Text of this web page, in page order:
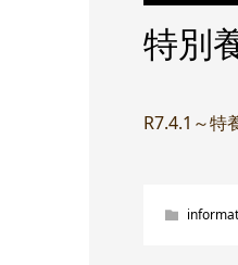
特別
R7.4.1～特